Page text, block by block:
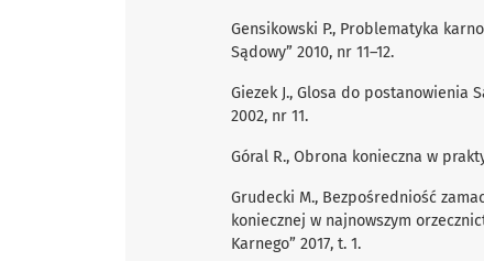
Gensikowski P., Problematyka
Sądowy” 2010, nr 11–12.
Giezek J., Glosa do postanowienia
2002, nr 11.
Góral R., Obrona konieczna w
Grudecki M., Bezpośredniość
koniecznej w najnowszym
Karnego” 2017, t. 1.